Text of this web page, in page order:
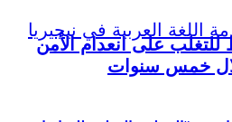
للتغلب على انعدام الأمن
خمس سنوات